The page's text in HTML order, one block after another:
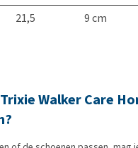
21,5 9 cm
Walker Care